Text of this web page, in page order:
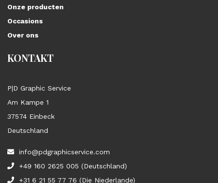
Onze producten
Occasions
Over ons
KONTAKT
P|D Graphic Service
Am Kampe 1
37574 Einbeck
Deutschland
info@pdgraphicservice.com
+49 160 2625 005 (Deutschland)
+31 6 21 55 77 76 (Die Niederlande)